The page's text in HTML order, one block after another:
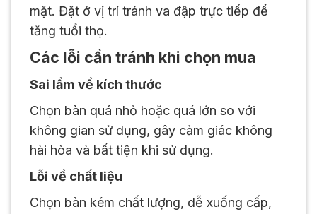
mặt. Đặt ở vị trí tránh va đập trực tiếp để
tăng tuổi thọ.
Các lỗi cần tránh khi chọn mua
Sai lầm về kích thước
Chọn bàn quá nhỏ hoặc quá lớn so với
không gian sử dụng, gây cảm giác không
hài hòa và bất tiện khi sử dụng.
Lỗi về chất liệu
Chọn bàn kém chất lượng, dễ xuống cấp,